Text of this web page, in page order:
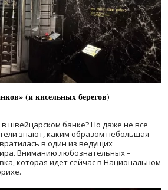
(и кисельных берегов)
швейцарском банке? Но даже не все
знают, каким образом небольшая
в один из ведущих
Вниманию любознательных –
которая идет сейчас в Национальном